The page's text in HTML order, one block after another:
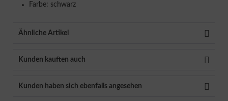
Farbe: schwarz
Ähnliche Artikel
Kunden kauften auch
Kunden haben sich ebenfalls angesehen